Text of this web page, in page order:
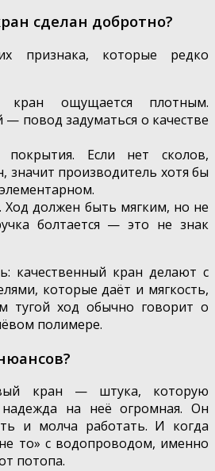
сделан добротно?
признака, которые редко
кран ощущается плотным.
повод задуматься о качестве
покрытия. Если нет сколов,
значит производитель хотя бы
Ход должен быть мягким, но не
болтается — это не знак
качественный кран делают с
которые даёт и мягкость,
тугой ход обычно говорит о
полимере.
кран — штука, которую
на неё огромная. Он
и молча работать. И когда
то» с водопроводом, именно
потопа.